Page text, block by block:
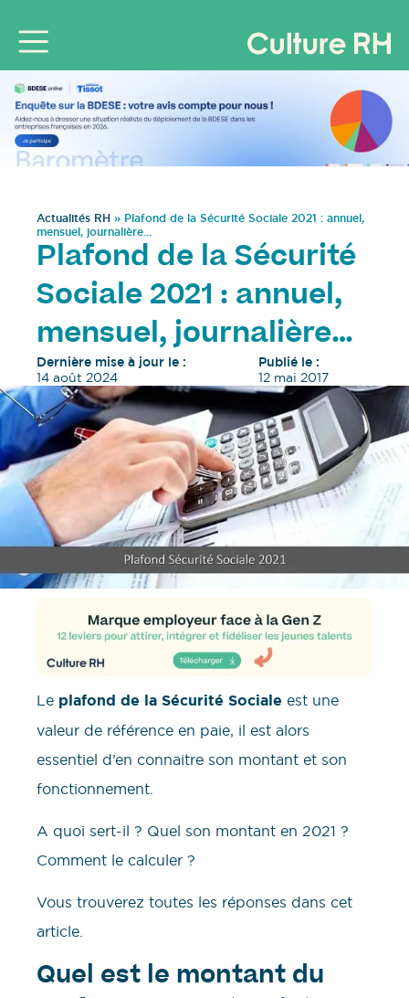
Actualités RH » Plafond de la Sécurité Sociale 2021 : annuel,
mensuel, journalière…
Plafond de la Sécurité
Sociale 2021 : annuel,
mensuel, journalière…
Dernière mise à jour le :
14 août 2024
Publié le :
12 mai 2017
Le plafond de la Sécurité Sociale est une
valeur de référence en paie, il est alors
essentiel d’en connaitre son montant et son
fonctionnement.
A quoi sert-il ? Quel son montant en 2021 ?
Comment le calculer ?
Vous trouverez toutes les réponses dans cet
article.
Quel est le montant du